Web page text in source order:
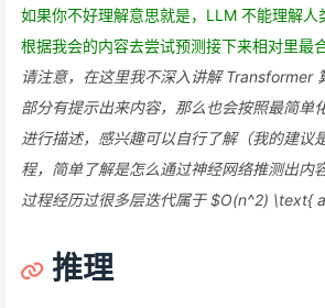
如果你不好理解意思就是，LLM 不能理解人
根据我会的内容去尝试预测接下来相对里最
请注意，在这里我不深入讲解 Transformer
部分有提示出来内容，那么也会按照最简单
进行描述，感兴趣可以自行了解（我的建议
程，简单了解是怎么通过神经网络推测出内
过程经历过很多层迭代属于 $O(n^2) \text{
推理